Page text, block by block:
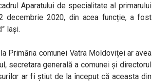
Aparatului de specialitate al primarului
decembrie 2020, din acea funcție, a fost
Iași.
Primăria comunei Vatra Moldoviței ar avea
secretara generală a comunei și directorul
ar fi știut de la început că aceasta din